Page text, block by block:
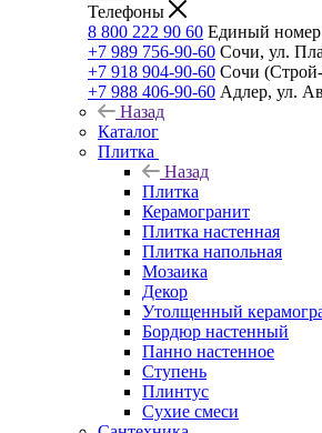
Телефоны
8 800 222 90 60 Единый номер
+7 989 756-90-60 Сочи, ул.
+7 918 904-90-60 Сочи
+7 988 406-90-60 Адлер, ул.
Назад
Каталог
Плитка
Назад
Плитка
Керамогранит
Плитка настенная
Плитка напольная
Мозаика
Декор
Утолщенный
Бордюр настенный
Панно настенное
Ступень
Плинтус
Сухие смеси